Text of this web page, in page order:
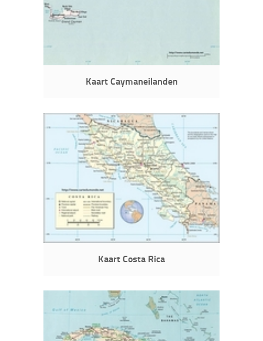
Kaart Caymaneilanden
Kaart Costa Rica